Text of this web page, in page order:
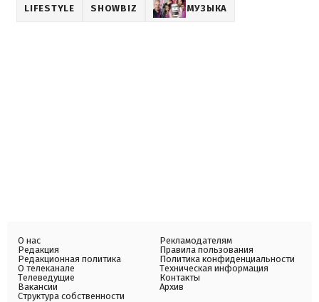
LIFESTYLE SHOWBIZ МУЗЫКА
О нас
Редакция
Редакционная политика
О телеканале
Телеведущие
Вакансии
Структура собственности
Рекламодателям
Правила пользования
Политика конфиденциальности
Техническая информация
Контакты
Архив